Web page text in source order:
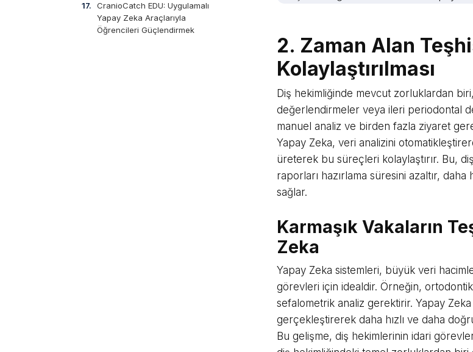
CranioCatch EDU: Uygulamalı
Yapay Zeka Araçlarıyla
Öğrencileri Güçlendirmek
2. Zaman Alan
Kolaylaştırılması
Diş hekimliğinde mevcut zorluklardan
değerlendirmeler veya ileri periodontal
manuel analiz ve birden fazla ziyaret
Yapay Zeka, veri analizini
üreterek bu süreçleri kolaylaştırır. Bu,
raporları hazırlama süresini azaltır, daha
sağlar.
Karmaşık Vakaların
Zeka
Yapay Zeka sistemleri, büyük veri
görevleri için idealdir. Örneğin,
sefalometrik analiz gerektirir. Yapay
gerçekleştirerek daha hızlı ve daha
Bu gelişme, diş hekimlerinin idari